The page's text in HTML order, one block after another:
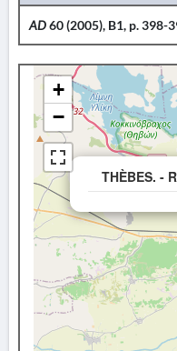
AD60 (2005), B1, p. 398-
THÈBES. -
+
−